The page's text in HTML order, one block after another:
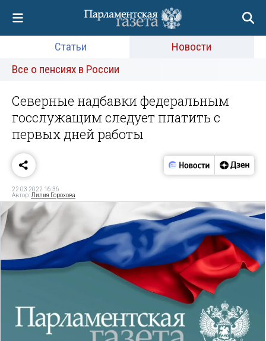
Статьи
Новости
Все о пенсиях в России
Северные надбавки федеральным
госслужащим следует платить с
первых дней работы
22.03.2022 16:36
Автор: Лилия Горохова